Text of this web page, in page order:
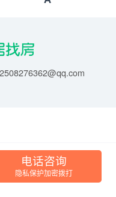
电话咨询
隐私保护加密拨打